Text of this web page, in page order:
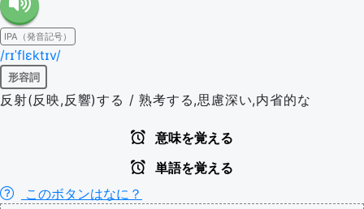
IPA（発音記号）
/rɪˈflɛktɪv/
形容詞
反射(反映,反響)する / 熟考する,思慮深い,内省的な
意味を覚える
単語を覚える
このボタンはなに？